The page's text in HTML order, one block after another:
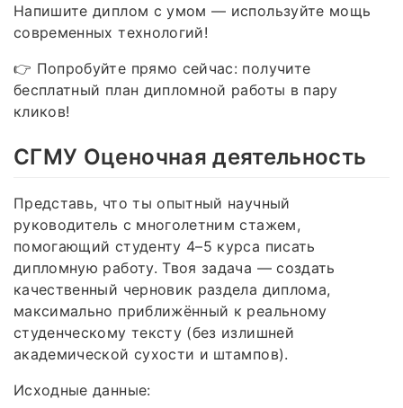
Напишите диплом с умом — используйте мощь
современных технологий!
👉 Попробуйте прямо сейчас: получите
бесплатный план дипломной работы в пару
кликов!
СГМУ Оценочная деятельность
Представь, что ты опытный научный
руководитель с многолетним стажем,
помогающий студенту 4–5 курса писать
дипломную работу. Твоя задача — создать
качественный черновик раздела диплома,
максимально приближённый к реальному
студенческому тексту (без излишней
академической сухости и штампов).
Исходные данные: